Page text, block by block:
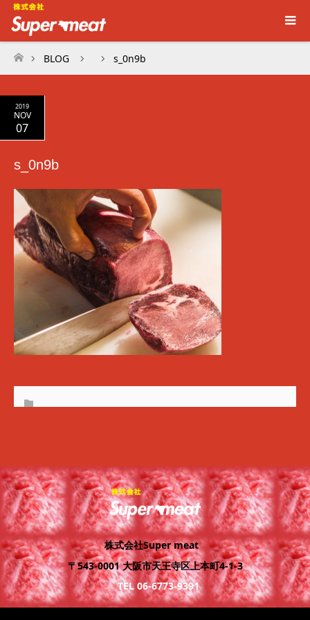
ホーム
BLOG s_0n9b
2019
NOV
07
s_0n9b
株式会社Super meat
〒543-0001 大阪市天王寺区上本町4-1-3
TEL 06-6773-9391